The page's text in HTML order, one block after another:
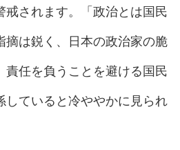
戒されます。「政治とは国民
摘は鋭く、日本の政治家の脆
責任を負うことを避ける国民
していると冷ややかに見られ